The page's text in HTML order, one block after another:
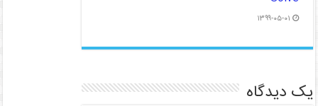
۱۳۹۹-۰۵-۰۱
یک دیدگاه